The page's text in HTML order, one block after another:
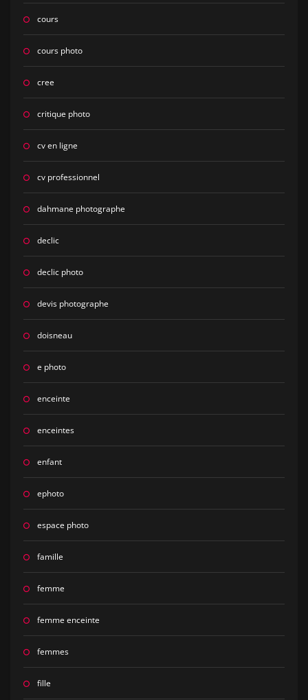
cours
cours photo
cree
critique photo
cv en ligne
cv professionnel
dahmane photographe
declic
declic photo
devis photographe
doisneau
e photo
enceinte
enceintes
enfant
ephoto
espace photo
famille
femme
femme enceinte
femmes
fille